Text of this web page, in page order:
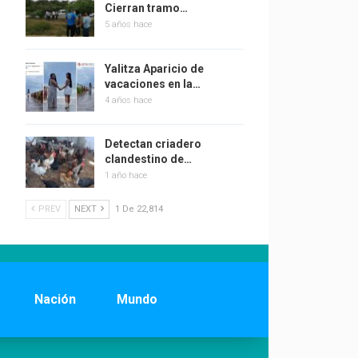
Cierran tramo…
5 años hace
Yalitza Aparicio de
vacaciones en la…
4 años hace
Detectan criadero
clandestino de…
1 año hace
PREV NEXT 1 De 22,814
Nación Mundo